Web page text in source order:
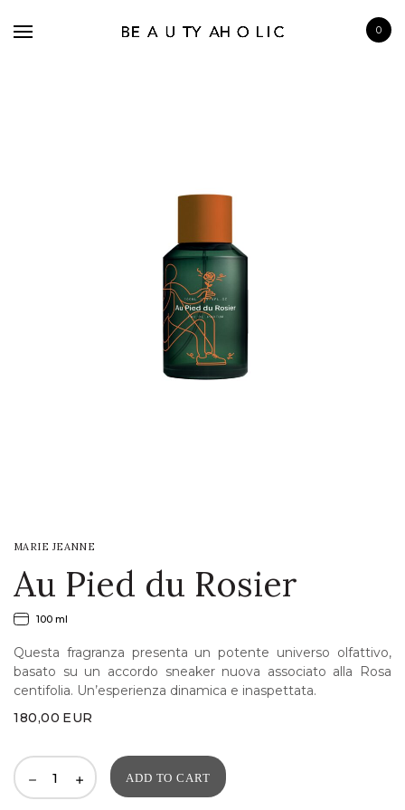
0
MARIE JEANNE
Au Pied du Rosier
100 ml
Questa fragranza presenta un potente universo olfattivo,
basato su un accordo sneaker nuova associato alla Rosa
centifolia. Un’esperienza dinamica e inaspettata.
180,00 EUR
ADD TO CART